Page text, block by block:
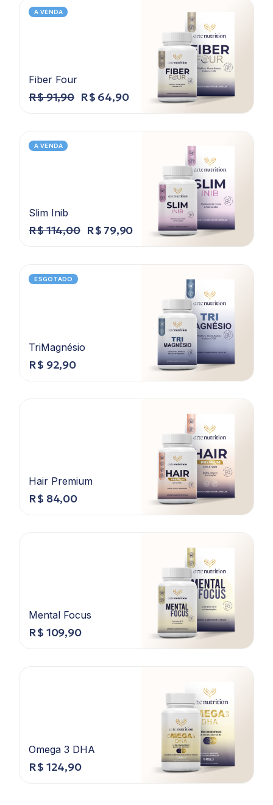
A VENDA
Fiber Four
R$91,90 R$ 64,90
A VENDA
Slim Inib
R$114,00 R$ 79,90
ESGOTADO
TriMagnésio
R$ 92,90
Hair Premium
R$ 84,00
Mental Focus
R$ 109,90
Omega 3 DHA
R$ 124,90